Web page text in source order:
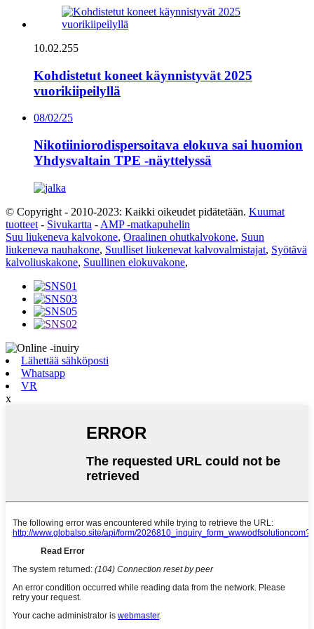
10.02.255
Kohdistetut koneet käynnistyvät 2025
vuorikiipeilyllä
08/02/25
Nikotiiniorodispersoitava elokuva sai huomion
Yhdysvaltain TPE -näyttelyssä
© Copyright - 2010-2023: Kaikki oikeudet pidätetään. Kuumat
tuotteet - Sivukartta - AMP -matkapuhelin
Suu liukeneva kalvokone, Oraalinen ohutkalvokone, Suun
liukeneva nauhakone, Suulliset liukenevat kalvovalmistajat, Syötävä
kalvoliuskakone, Suullinen elokuvakone,
Lähettää sähköposti
Whatsapp
VR
x